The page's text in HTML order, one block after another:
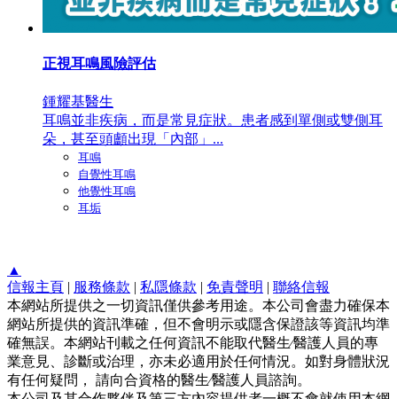
正視耳鳴風險評估
鍾耀基醫生
耳鳴並非疾病，而是常見症狀。患者感到單側或雙側耳
朵，甚至頭顱出現「內部」...
耳鳴
自覺性耳鳴
他覺性耳鳴
耳垢
▲
信報主頁 | 服務條款 | 私隱條款 | 免責聲明 | 聯絡信報
本網站所提供之一切資訊僅供參考用途。本公司會盡力確保本
網站所提供的資訊準確，但不會明示或隱含保證該等資訊均準
確無誤。本網站刊載之任何資訊不能取代醫生∕醫護人員的專
業意見、診斷或治理，亦未必適用於任何情況。如對身體狀況
有任何疑問， 請向合資格的醫生∕醫護人員諮詢。